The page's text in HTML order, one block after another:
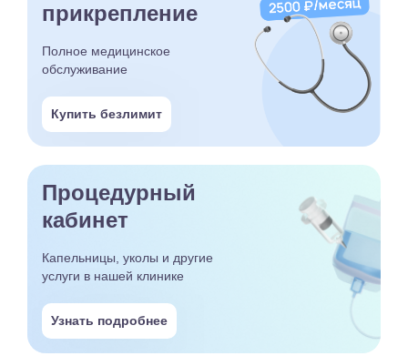
прикрепление
Полное медицинское
обслуживание
Купить безлимит
Процедурный
кабинет
Капельницы, уколы и другие
услуги в нашей клинике
Узнать подробнее